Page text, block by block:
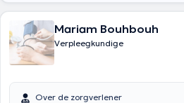
Mariam Bouhbouh
Verpleegkundige
Over de zorgverlener